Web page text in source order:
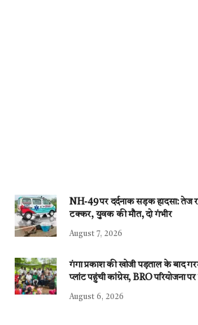
NH-49 पर दर्दनाक सड़क हादसा: तेज
टक्कर, युवक की मौत, दो गंभीर
August 7, 2026
गंगा प्रकाश की खोजी पड़ताल के बाद
प्लांट पहुंची कांग्रेस, BRO परियोजना
August 6, 2026